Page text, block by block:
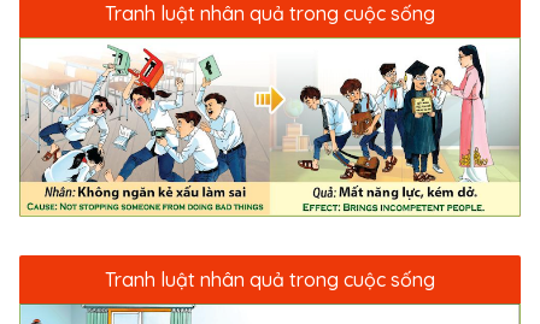
Tranh luật nhân quả trong cuộc sống
Tranh luật nhân quả trong cuộc sống